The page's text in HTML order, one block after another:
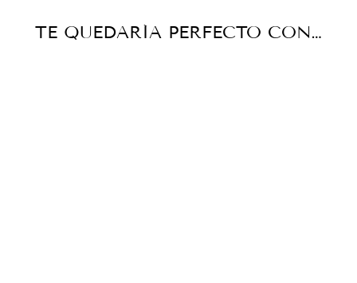
TE QUEDARÍA PERFECTO CON…